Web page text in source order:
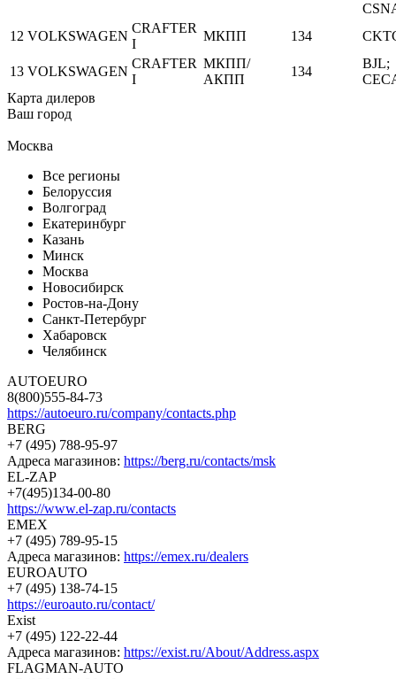
12 VOLKSWAGEN
CRAFTER
I
МКПП 134
13 VOLKSWAGEN
CRAFTER
I
МКПП/
АКПП
134
BJL;
Карта дилеров
Ваш город
Москва
Все регионы
Белоруссия
Волгоград
Екатеринбург
Казань
Минск
Москва
Новосибирск
Ростов-на-Дону
Санкт-Петербург
Хабаровск
Челябинск
AUTOEURO
8(800)555-84-73
https://autoeuro.ru/company/contacts.php
BERG
+7 (495) 788-95-97
Адреса магазинов: https://berg.ru/contacts/msk
EL-ZAP
+7(495)134-00-80
https://www.el-zap.ru/contacts
EMEX
+7 (495) 789-95-15
Адреса магазинов: https://emex.ru/dealers
EUROAUTO
+7 (495) 138-74-15
https://euroauto.ru/contact/
Exist
+7 (495) 122-22-44
Адреса магазинов: https://exist.ru/About/Address.aspx
FLAGMAN-AUTO